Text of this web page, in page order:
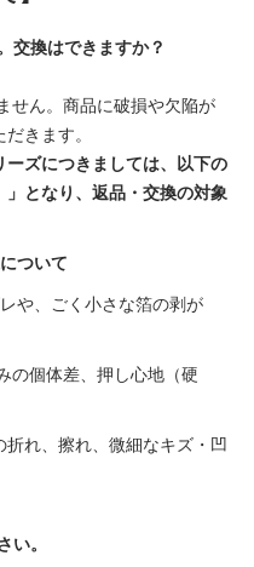
交換はできますか？
せん。商品に破損や欠陥が
きます。
ーズにつきましては、以下の
」となり、返品・交換の対象
ついて
や、ごく小さな箔の剥が
の個体差、押し心地（硬
折れ、擦れ、微細なキズ・凹
い。